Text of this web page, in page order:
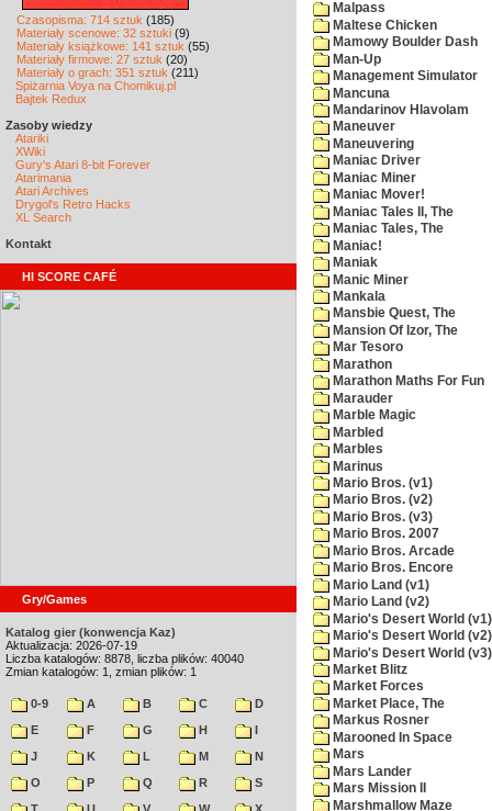
Czasopisma: 714 sztuk (185)
Materiały scenowe: 32 sztuki (9)
Materiały książkowe: 141 sztuk (55)
Materiały firmowe: 27 sztuk (20)
Materiały o grach: 351 sztuk (211)
Spiżarnia Voya na Chomikuj.pl
Bajtek Redux
Zasoby wiedzy
Atariki
XWiki
Gury's Atari 8-bit Forever
Atarimania
Atari Archives
Drygol's Retro Hacks
XL Search
Kontakt
HI SCORE CAFÉ
Gry/Games
Katalog gier (konwencja Kaz)
Aktualizacja: 2026-07-19
Liczba katalogów: 8878, liczba plików: 40040
Zmian katalogów: 1, zmian plików: 1
0-9 A B C
D
E
F G H
I
J
K L M
N
O
P Q R
S
Malpass
Maltese Chicken
Mamowy Boulder Dash
Man-Up
Management Simulator
Mancuna
Mandarinov Hlavolam
Maneuver
Maneuvering
Maniac Driver
Maniac Miner
Maniac Mover!
Maniac Tales II, The
Maniac Tales, The
Maniac!
Maniak
Manic Miner
Mankala
Mansbie Quest, The
Mansion Of Izor, The
Mar Tesoro
Marathon
Marathon Maths For Fun
Marauder
Marble Magic
Marbled
Marbles
Marinus
Mario Bros. (v1)
Mario Bros. (v2)
Mario Bros. (v3)
Mario Bros. 2007
Mario Bros. Arcade
Mario Bros. Encore
Mario Land (v1)
Mario Land (v2)
Mario's Desert World (v1)
Mario's Desert World (v2)
Mario's Desert World (v3)
Market Blitz
Market Forces
Market Place, The
Markus Rosner
Marooned In Space
Mars
Mars Lander
Mars Mission II
Marshmallow Maze